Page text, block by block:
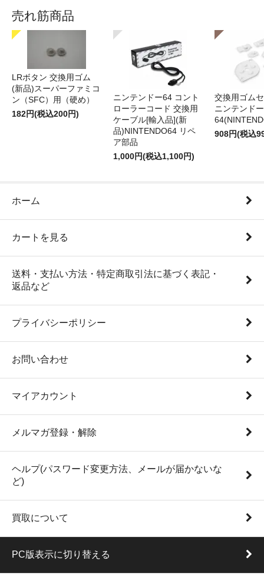
売れ筋商品
LRボタン 交換用ゴム
(新品)スーパーファミコ
ン（SFC）用（硬め）
182円(税込200円)
ニンテンドー64 コント
ローラーコード 交換用
ケーブル[輸入品](新
品)NINTENDO64 リペ
ア部品
1,000円(税込1,100円)
交換用ゴム
ニンテンドー
908円(税込
ホーム
カートを見る
送料・支払い方法・特定商取引法に基づく表記・
返品など
プライバシーポリシー
お問い合わせ
マイアカウント
メルマガ登録・解除
ヘルプ(パスワード変更方法、メールが届かないな
ど)
買取について
PC版表示に切り替える